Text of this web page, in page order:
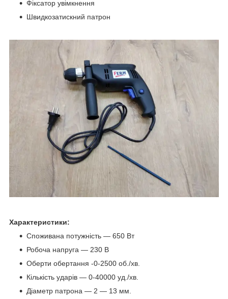
Фіксатор увімкнення
Швидкозатискний патрон
Характеристики:
Споживана потужність — 650 Вт
Робоча напруга — 230 В
Оберти обертання -0-2500 об./хв.
Кількість ударів — 0-40000 уд./хв.
Діаметр патрона — 2 — 13 мм.